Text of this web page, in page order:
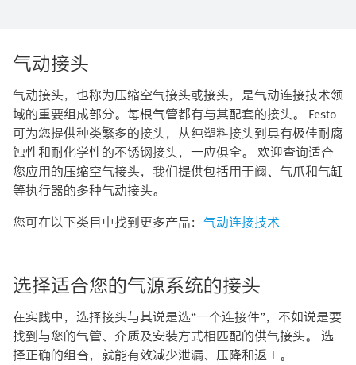
气动接头
气动接头，也称为压缩空气接头或接头，是气动连接技术领
域的重要组成部分。每根气管都有与其配套的接头。 Festo
可为您提供种类繁多的接头，从纯塑料接头到具有极佳耐腐
蚀性和耐化学性的不锈钢接头，一应俱全。 欢迎查询适合
您应用的压缩空气接头，我们提供包括用于阀、气爪和气缸
等执行器的多种气动接头。
您可在以下类目中找到更多产品： 气动连接技术
选择适合您的气源系统的接头
在实践中，选择接头与其说是选“一个连接件”，不如说是要
找到与您的气管、介质及安装方式相匹配的供气接头。 选
择正确的组合，就能有效减少泄漏、压降和返工。